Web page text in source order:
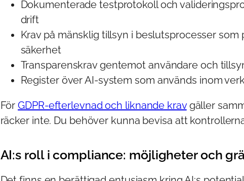
Dokumenterade testprotokoll och
drift
Krav på mänsklig tillsyn i beslutsprocesser som
säkerhet
Transparenskrav gentemot användare och
Register över AI-system som används inom
FörGDPR-efterlevnad och liknande kravgäller
räcker inte. Du behöver kunna bevisa att
AI:s roll i compliance: möjligheter och